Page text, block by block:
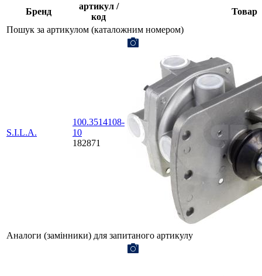
Бренд
артикул /
код
Товар
Пошук за артикулом (каталожним номером)
S.I.L.A.
100.3514108-
10
182871
Аналоги (замінники) для запитаного артикулу